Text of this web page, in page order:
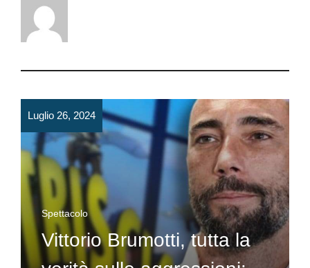
Luglio 26, 2024
Spettacolo
Vittorio Brumotti, tutta la